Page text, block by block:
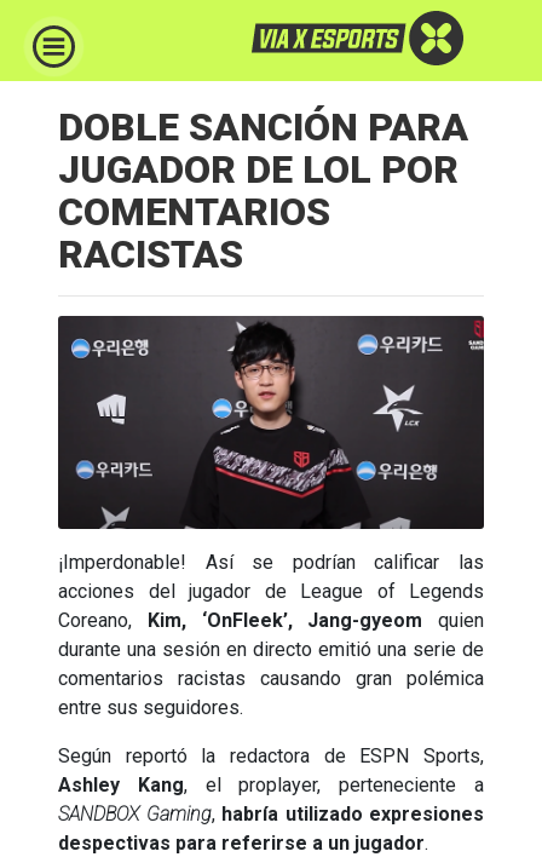
DOBLE SANCIÓN PARA
JUGADOR DE LOL POR
COMENTARIOS
RACISTAS
¡Imperdonable! Así se podrían calificar las
acciones del jugador de League of Legends
Coreano,
Kim, ‘OnFleek’, Jang-gyeom quien
durante una sesión en directo emitió una serie de
comentarios racistas causando gran polémica
entre sus seguidores.
Según reportó la redactora de ESPN Sports,
Ashley Kang, el proplayer, perteneciente a
SANDBOX Gaming, habría utilizado expresiones
despectivas para referirse a un jugador.